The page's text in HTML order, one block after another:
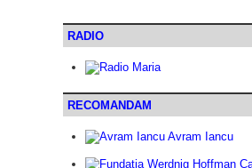
RADIO
RECOMANDAM
Avram Iancu